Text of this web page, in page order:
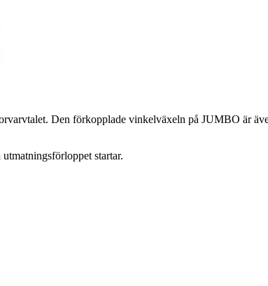
Den förkopplade vinkelväxeln på JUMBO är
startar.